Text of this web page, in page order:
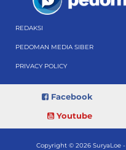
REDAKSI
PEDOMAN MEDIA SIBER
PRIVACY POLICY
Facebook
Youtube
Copyright © 2026 SuryaLoe -